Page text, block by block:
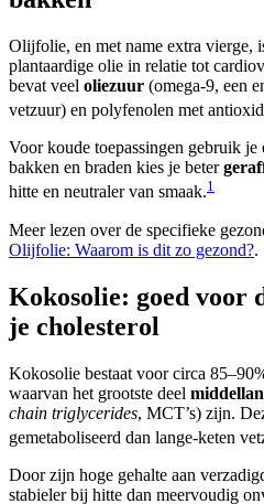
Olijfolie, en met name extra vierge,
plantaardige olie in relatie tot
bevat veel oliezuur (omega-9, een
vetzuur) en polyfenolen met
Voor koude toepassingen gebruik
bakken en braden kies je beter
hitte en neutraler van smaak.1
Meer lezen over de specifieke
Olijfolie: Waarom is dit zo gezond?.
Kokosolie: goed voor
je cholesterol
Kokosolie bestaat voor circa
waarvan het grootste deel
chain triglycerides, MCT’s) zijn.
gemetaboliseerd dan lange-keten
Door zijn hoge gehalte aan
stabieler bij hitte dan meervoudig